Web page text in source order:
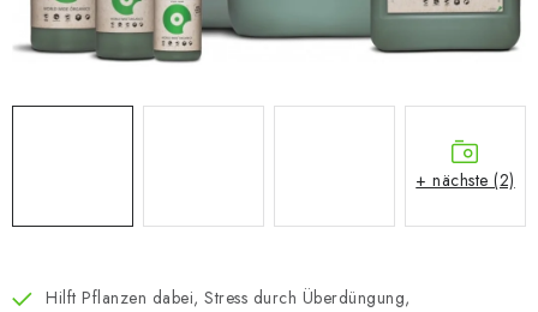
Hilft Pflanzen dabei, Stress durch Überdüngung,
+ nächste (2)